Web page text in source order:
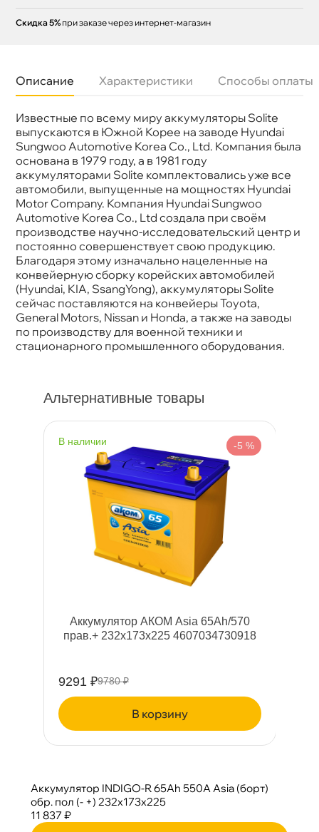
Скидка 5% при заказе через интернет-магазин
Описание Характеристики Способы оплаты
Известные по всему миру аккумуляторы Solite
ыпускаются в Южной Корее на заводе Hyundai
Sungwoo Automotive Korea Co., Ltd. Компания была
основана в 1979 году, а в 1981 году
аккумуляторами Solite комплектовались уже все
автомобили, выпущенные на мощностях Hyundai
Motor Company. Компания Hyundai Sungwoo
Automotive Korea Co., Ltd создала при своём
производстве научно-исследовательский центр и
постоянно совершенствует свою продукцию.
Благодаря этому изначально нацеленные на
конвейерную сборку корейских автомобилей
(Hyundai, KIA, SsangYong), аккумуляторы Solite
сейчас поставляются на конвейеры Toyota,
General Motors, Nissan и Honda, а также на заводы
по производству для военной техники и
стационарного промышленного оборудования.
Бренд
Indigo-R
75D23L
Полярность
Обратная (плюс справа)
Размер
аккумулятора
232x173x225
Емкость А/ч
65
Ток холодной
прокрутки
550A
Гарантия 3 года
Альтернативные товары
наличии -5 %
Аккумулятор АКОМ Asia 65Ah/570
прав.+ 232x173x225 4607034730918
9291 ₽9780 ₽
корзину
Аккумулятор INDIGO-R 65Ah 550A Asia (борт)
обр. пол (- +) 232x173x225
11 837 ₽